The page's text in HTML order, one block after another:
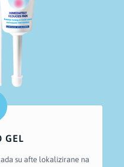
GEL
su afte lokalizirane na